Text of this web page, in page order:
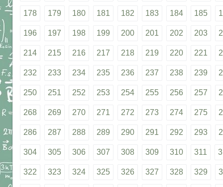
178 179 180 181 182 183 184 185
196 197 198 199 200 201 202 203
214 215 216 217 218 219 220 221
232 233 234 235 236 237 238 239
250 251 252 253 254 255 256 257
268 269 270 271 272 273 274 275
286 287 288 289 290 291 292 293
304 305 306 307 308 309 310 311
322 323 324 325 326 327 328 329